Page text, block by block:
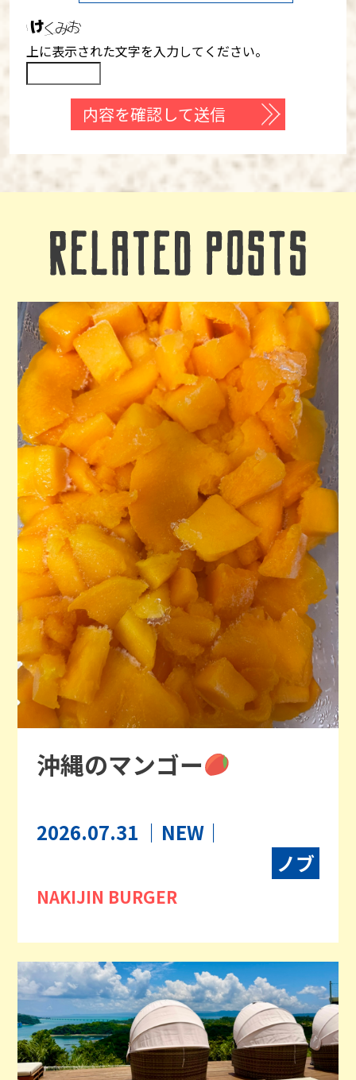
上に表示された文字を入力してください。
沖縄のマンゴー
2026.07.31 ｜NEW｜
ノブ
NAKIJIN BURGER